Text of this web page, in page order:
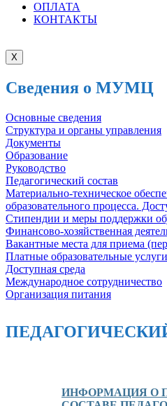
ОПЛАТА
КОНТАКТЫ
X
Сведения о МУМЦ
Основные сведения
Структура и органы управления
Документы
Образование
Руководство
Педагогический состав
Материально-техническое
образовательного процесса.
Стипендии и меры поддержки
Финансово-хозяйственная
Вакантные места для приема
Платные образовательные услуги
Доступная среда
Международное сотрудничество
Организация питания
ИНФОРМАЦИЯ О